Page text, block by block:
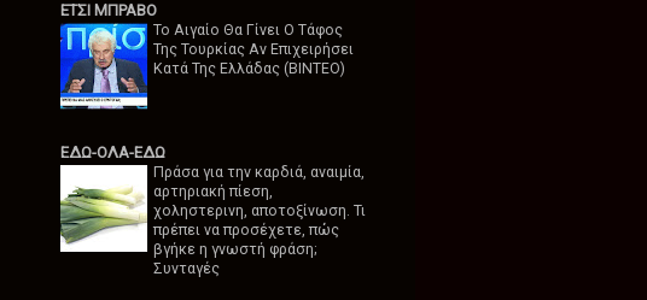
ΕΤΣΙ ΜΠΡΑΒΟ
Το Αιγαίο Θα Γίνει Ο Τάφος
Της Τουρκίας Αν Επιχειρήσει
Κατά Της Ελλάδας (ΒΙΝΤΕΟ)
ΕΔΩ-ΟΛΑ-ΕΔΩ
Πράσα για την καρδιά, αναιμία,
αρτηριακή πίεση,
χοληστερινη, αποτοξίνωση. Τι
πρέπει να προσέχετε, πώς
βγήκε η γνωστή φράση;
Συνταγές